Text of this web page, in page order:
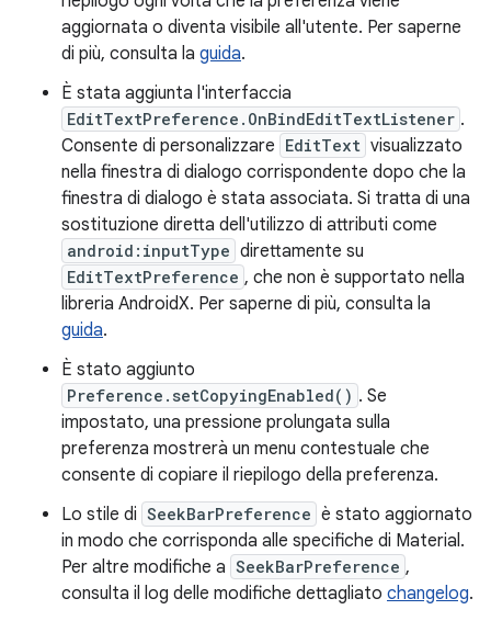
aggiornata o diventa visibile all'utente. Per saperne
di più, consulta la guida.
È stata aggiunta l'interfaccia
EditTextPreference.OnBindEditTextListener .
Consente di personalizzare EditText visualizzato
nella finestra di dialogo corrispondente dopo che la
finestra di dialogo è stata associata. Si tratta di una
sostituzione diretta dell'utilizzo di attributi come
android:inputType direttamente su
EditTextPreference , che non è supportato nella
libreria AndroidX. Per saperne di più, consulta la
guida.
È stato aggiunto
Preference.setCopyingEnabled() . Se
impostato, una pressione prolungata sulla
preferenza mostrerà un menu contestuale che
consente di copiare il riepilogo della preferenza.
Lo stile di SeekBarPreference è stato aggiornato
in modo che corrisponda alle specifiche di Material.
Per altre modifiche a SeekBarPreference ,
consulta il log delle modifiche dettagliato changelog.